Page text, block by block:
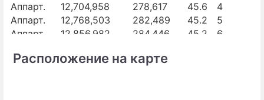
Аппарт.
12,704,958 278,617 45.6
4
Аппарт.
12,768,503 282,489 45.2
5
Аппарт.
12,856,982 284,446 45.2
6
Аппарт.
12,909,425 289,448
Расположение на карте